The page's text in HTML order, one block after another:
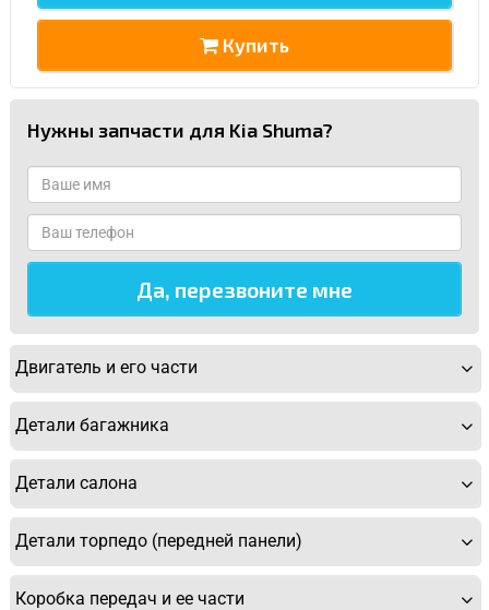
Купить
Нужны запчасти для Kia Shuma?
Двигатель и его части
Детали багажника
Детали салона
Детали торпедо (передней панели)
Коробка передач и ее части